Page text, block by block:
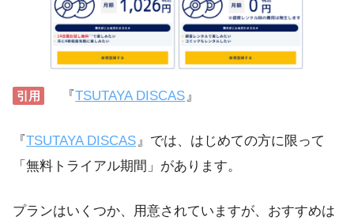
引用 『TSUTAYA DISCAS 』
『TSUTAYA DISCAS』では、はじめての方に限って
「無料トライアル期間」があります。
プランはいくつか、用意されていますが、おすすめは